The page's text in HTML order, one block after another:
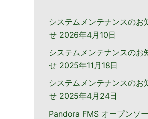
システムメンテナンスのお
せ 2026年4月10日
システムメンテナンスのお
せ 2025年11月18日
システムメンテナンスのお
せ 2025年4月24日
Pandora FMS オープンソ